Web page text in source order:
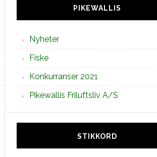
PIKEWALLIS
Nyheter
Fiske
Konkurranser 2021
Pikewallis Friluftsliv A/S
STIKKORD